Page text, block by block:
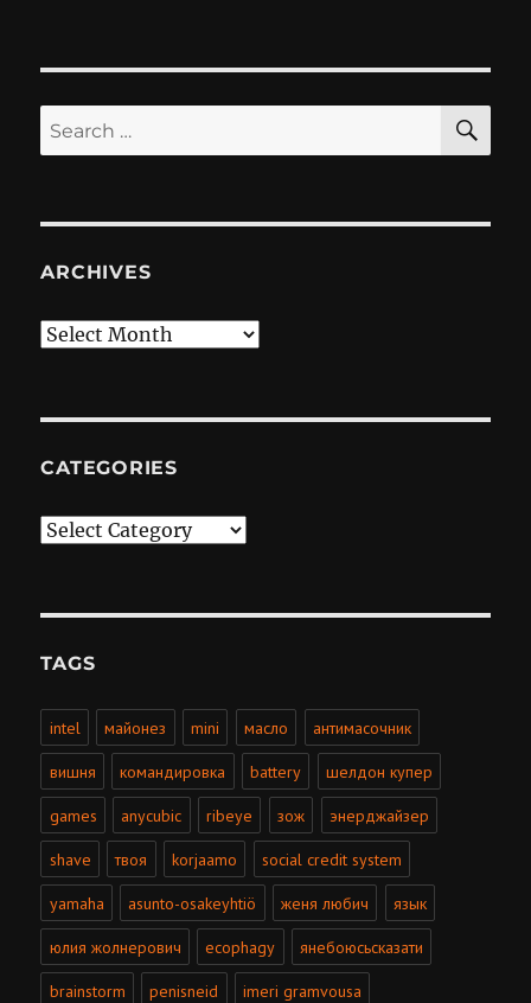
Search
for:
ARCHIVES
Archives
CATEGORIES
Categories
TAGS
intel майонез mini масло антимасочник
вишня командировка battery шелдон купер
games anycubic ribeye зож энерджайзер
shave твоя korjaamo social credit system
yamaha asunto-osakeyhtiö женя любич язык
юлия жолнерович ecophagy янебоюсьсказати
brainstorm penisneid imeri gramvousa